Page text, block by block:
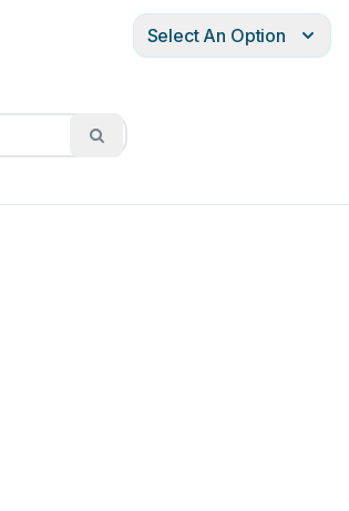
Select An Option